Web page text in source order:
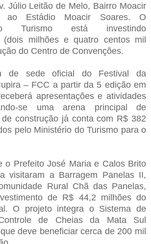
Júlio Leitão de Melo, Bairro Moacir
ao Estádio Moacir Soares. O
Turismo está investindo
(dois milhões e quatro centos mil
do Centro de Convenções.
de sede oficial do Festival da
– FCC a partir da 5 edição em
apresentações e atividades
se uma arena principal de
construção já conta com R$ 382
pelo Ministério do Turismo para o
o Prefeito José Maria e Calos Brito
visitaram a Barragem Panelas II,
Rural Chã das Panelas,
de R$ 44,2 milhões do
O projeto integra o Sistema de
de Cheias da Mata Sul
deve beneficiar cerca de 200 mil